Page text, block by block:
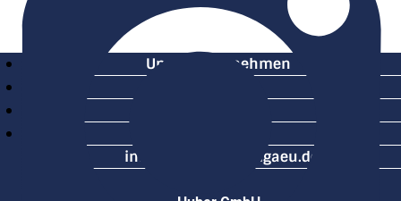
Unser Unternehmen
info@huber-metallgaeu.de